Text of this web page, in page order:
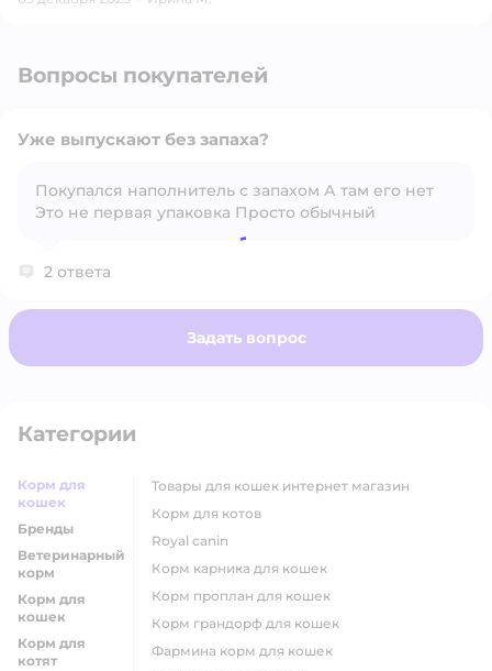
Вопросы покупателей
Открыть вопрос
Уже выпускают без запаха?
Покупался наполнитель с запахом А там его нет
Это не первая упаковка Просто обычный
2 ответа
Задать вопрос
Категории
Корм для
кошек
Бренды
Ветеринарный
корм
Корм для
кошек
Корм для
котят
товары для кошек интернет магазин
корм для котов
royal canin
корм карника для кошек
корм проплан для кошек
корм грандорф для кошек
фармина корм для кошек